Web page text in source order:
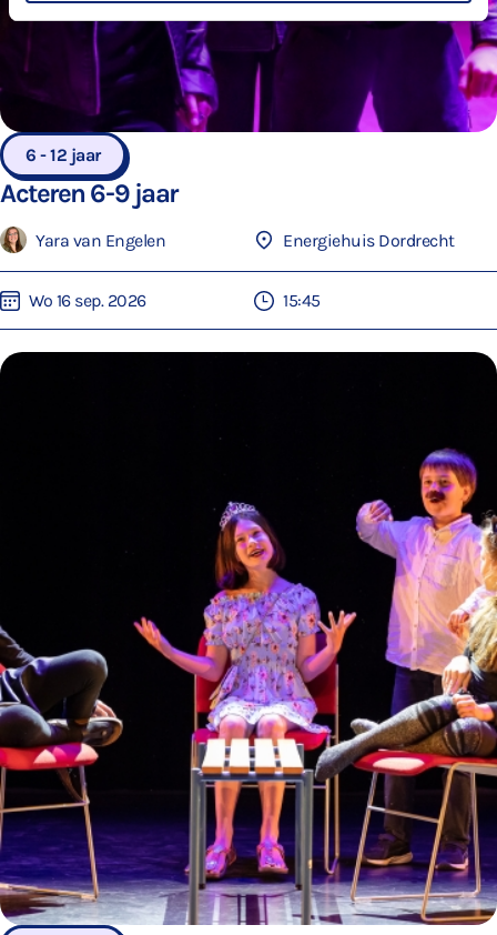
6 - 12 jaar
Acteren 6-9 jaar
Yara van Engelen Energiehuis Dordrecht
Wo 16 sep. 2026 15:45